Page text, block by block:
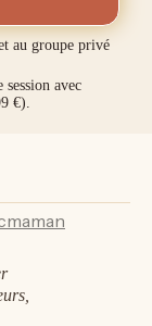
au groupe privé
avec
€).